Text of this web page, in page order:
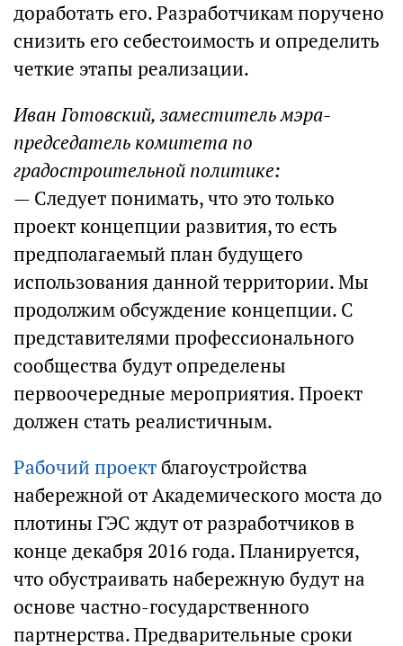
доработать его. Разработчикам поручено
снизить его себестоимость и определить
четкие этапы реализации.
Иван Готовский, заместитель мэра-
председатель комитета по
градостроительной политике:
— Следует понимать, что это только
проект концепции развития, то есть
предполагаемый план будущего
использования данной территории. Мы
продолжим обсуждение концепции. С
представителями профессионального
сообщества будут определены
первоочередные мероприятия. Проект
должен стать реалистичным.
Рабочий проектблагоустройства
набережной от Академического моста до
плотины ГЭС ждут от разработчиков в
конце декабря 2016 года. Планируется,
что обустраивать набережную будут на
основе частно-государственного
партнерства. Предварительные сроки